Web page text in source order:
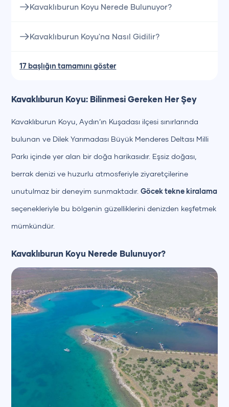
Kavaklıburun Koyu Nerede Bulunuyor?
Kavaklıburun Koyu'na Nasıl Gidilir?
17 başlığın tamamını göster
Kavaklıburun Koyu: Bilinmesi Gereken Her Şey
Kavaklıburun Koyu, Aydın’ın Kuşadası ilçesi sınırlarında
bulunan ve Dilek Yarımadası Büyük Menderes Deltası Milli
Parkı içinde yer alan bir doğa harikasıdır. Eşsiz doğası,
berrak denizi ve huzurlu atmosferiyle ziyaretçilerine
unutulmaz bir deneyim sunmaktadır.Göcek tekne kiralama
seçenekleriyle bu bölgenin güzelliklerini denizden keşfetmek
mümkündür.
Kavaklıburun Koyu Nerede Bulunuyor?